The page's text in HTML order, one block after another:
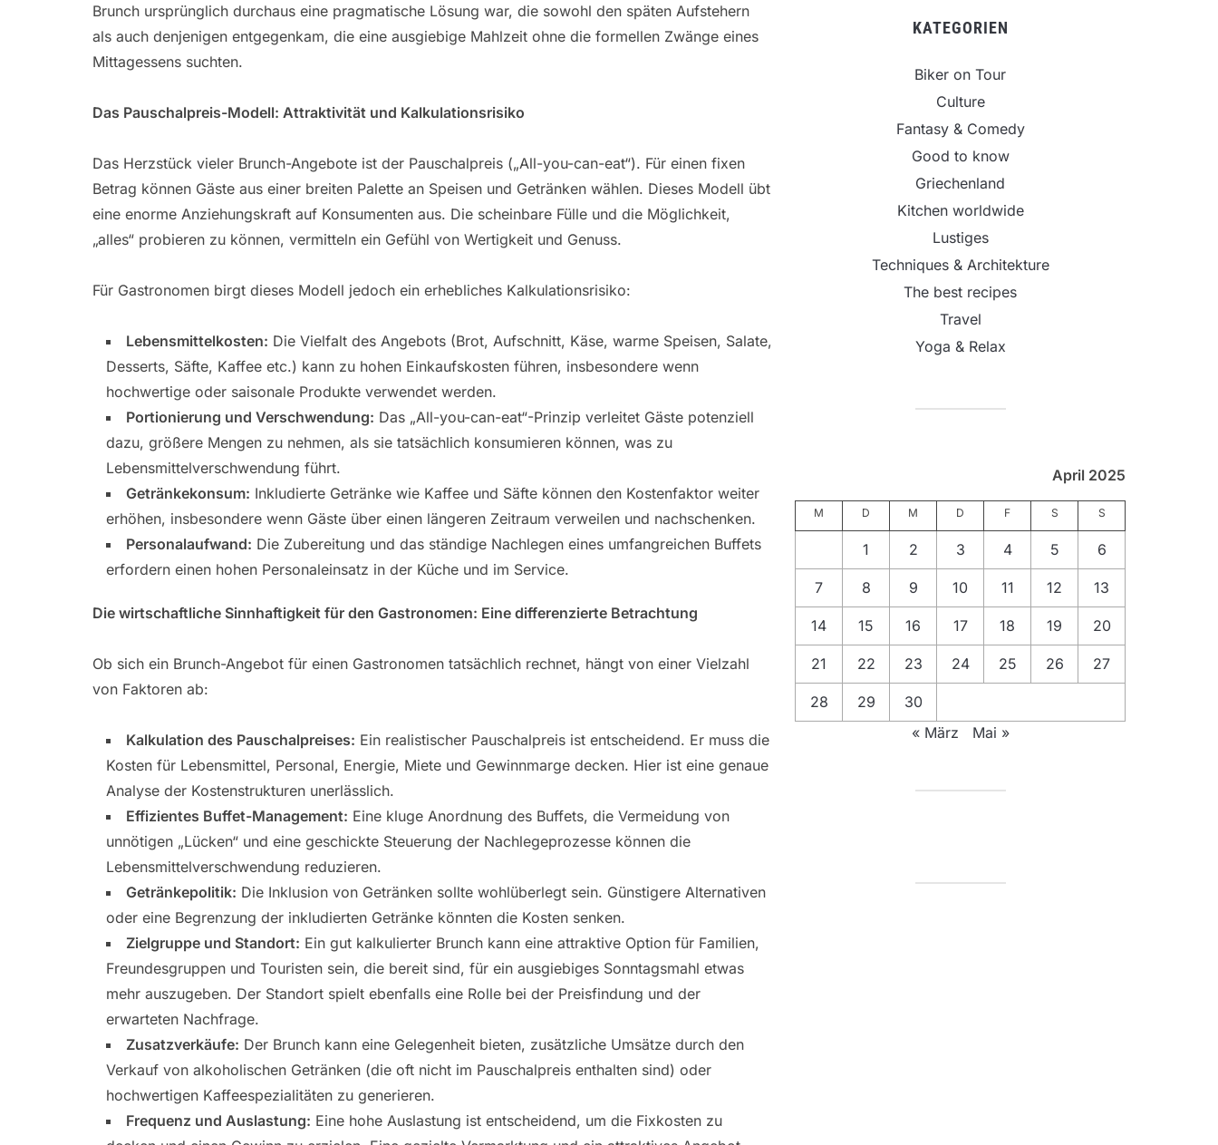
Brunch ursprünglich durchaus eine pragmatische Lösung war, die sowohl den späten Aufstehern
als auch denjenigen entgegenkam, die eine ausgiebige Mahlzeit ohne die formellen Zwänge eines
Mittagessens suchten.
Das Pauschalpreis-Modell: Attraktivität und Kalkulationsrisiko
Das Herzstück vieler Brunch-Angebote ist der Pauschalpreis („All-you-can-eat“). Für einen fixen
Betrag können Gäste aus einer breiten Palette an Speisen und Getränken wählen. Dieses Modell übt
eine enorme Anziehungskraft auf Konsumenten aus. Die scheinbare Fülle und die Möglichkeit,
„alles“ probieren zu können, vermitteln ein Gefühl von Wertigkeit und Genuss.
Für Gastronomen birgt dieses Modell jedoch ein erhebliches Kalkulationsrisiko:
Lebensmittelkosten: Die Vielfalt des Angebots (Brot, Aufschnitt, Käse, warme Speisen, Salate,
Desserts, Säfte, Kaffee etc.) kann zu hohen Einkaufskosten führen, insbesondere wenn
hochwertige oder saisonale Produkte verwendet werden.
Portionierung und Verschwendung: Das „All-you-can-eat“-Prinzip verleitet Gäste potenziell
dazu, größere Mengen zu nehmen, als sie tatsächlich konsumieren können, was zu
Lebensmittelverschwendung führt.
Getränkekonsum: Inkludierte Getränke wie Kaffee und Säfte können den Kostenfaktor weiter
erhöhen, insbesondere wenn Gäste über einen längeren Zeitraum verweilen und nachschenken.
Personalaufwand: Die Zubereitung und das ständige Nachlegen eines umfangreichen Buffets
erfordern einen hohen Personaleinsatz in der Küche und im Service.
Die wirtschaftliche Sinnhaftigkeit für den Gastronomen: Eine differenzierte Betrachtung
Ob sich ein Brunch-Angebot für einen Gastronomen tatsächlich rechnet, hängt von einer Vielzahl
von Faktoren ab:
Kalkulation des Pauschalpreises: Ein realistischer Pauschalpreis ist entscheidend. Er muss die
Kosten für Lebensmittel, Personal, Energie, Miete und Gewinnmarge decken. Hier ist eine genaue
Analyse der Kostenstrukturen unerlässlich.
Effizientes Buffet-Management: Eine kluge Anordnung des Buffets, die Vermeidung von
unnötigen „Lücken“ und eine geschickte Steuerung der Nachlegeprozesse können die
Lebensmittelverschwendung reduzieren.
Getränkepolitik: Die Inklusion von Getränken sollte wohlüberlegt sein. Günstigere Alternativen
oder eine Begrenzung der inkludierten Getränke könnten die Kosten senken.
Zielgruppe und Standort: Ein gut kalkulierter Brunch kann eine attraktive Option für Familien,
Freundesgruppen und Touristen sein, die bereit sind, für ein ausgiebiges Sonntagsmahl etwas
mehr auszugeben. Der Standort spielt ebenfalls eine Rolle bei der Preisfindung und der
erwarteten Nachfrage.
Zusatzverkäufe: Der Brunch kann eine Gelegenheit bieten, zusätzliche Umsätze durch den
Verkauf von alkoholischen Getränken (die oft nicht im Pauschalpreis enthalten sind) oder
hochwertigen Kaffeespezialitäten zu generieren.
Frequenz und Auslastung: Eine hohe Auslastung ist entscheidend, um die Fixkosten zu
KATEGORIEN
Biker on Tour
Culture
Fantasy & Comedy
Good to know
Griechenland
Kitchen worldwide
Lustiges
Techniques & Architekture
The best recipes
Travel
Yoga & Relax
April 2025
M D M D F S S
1 2 3 4 5 6
7 8 9 10 11 12 13
14 15 16 17 18 19 20
21 22 23 24 25 26 27
28 29
30
« März
Mai »